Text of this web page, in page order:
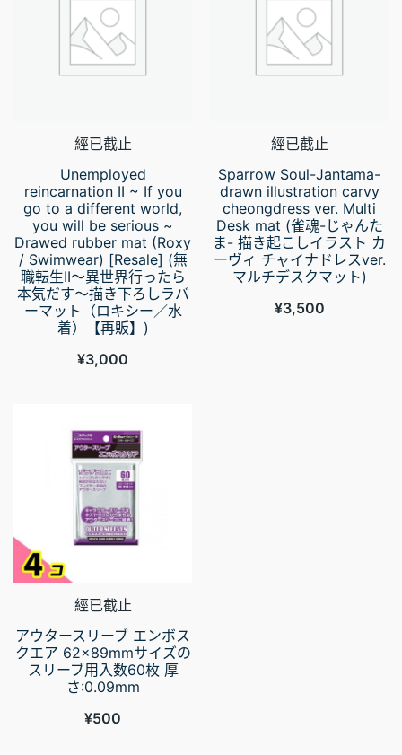
經已截止
Unemployed
reincarnation II ~ If you
go to a different world,
you will be serious ~
Drawed rubber mat (Roxy
/ Swimwear) [Resale] (無
職転生II～異世界行ったら
本気だす～描き下ろしラバ
ーマット（ロキシー／水
着）【再販】)
¥3,000
經已截止
Sparrow Soul-Jantama-
drawn illustration carvy
cheongdress ver. Multi
Desk mat (雀魂-じゃんた
ま- 描き起こしイラスト カ
ーヴィ チャイナドレスver.
マルチデスクマット)
¥3,500
經已截止
アウタースリーブ エンボス
クエア 62×89mmサイズの
スリーブ用入数60枚 厚
さ:0.09mm
¥500